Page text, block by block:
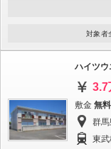
対象者
ハイツ
3.7
敷金 無料
群
東